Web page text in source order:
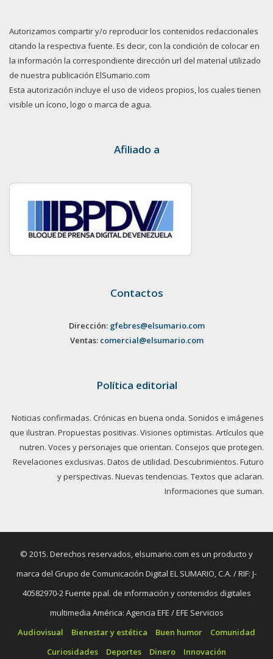
Autorizamos compartir y/o reproducir los contenidos redaccionales
citando la respectiva fuente. Es decir, con la condición de colocar en
la información la correspondiente dirección url del material utilizado
de nuestra publicación ElSumario.com
Esta autorización incluye el uso de videos propios, los cuales tienen
visible un ícono, logo o marca de agua.
Afiliado a
Contactos
Dirección: gfebres@elsumario.com
Ventas: comercial@elsumario.com
Política editorial
Noticias confirmadas. Crónicas en buena onda. Sonidos e imágenes
que ilustran. Propuestas positivas. Visiones optimistas. Artículos que
nutren. Voces y personajes que orientan. Consejos que protegen.
Revelaciones exclusivas. Datos de utilidad. Descubrimientos. Futuro
y perspectivas. Nuevas tendencias. Textos que aclaran.
Informaciones que suman.
© 2015. Derechos reservados, elsumario.com es un producto y
marca del Grupo de Comunicación Digital EL SUMARIO, C.A. / RIF: J-
40582970-2 Fuente ppal. de información y contenidos digitales
multimedia América: Agencia EFE / EFE Servicios
Audiovisual
Bienestar y estética Buen humor
Comunidad
Curiosidades
Deportes Dinero Innovación